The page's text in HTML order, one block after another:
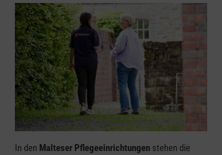
In den Malteser Pflegeeinrichtungen stehen die